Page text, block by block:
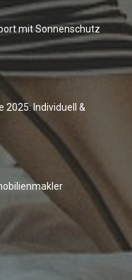
mit Sonnenschutz
2025: Individuell &